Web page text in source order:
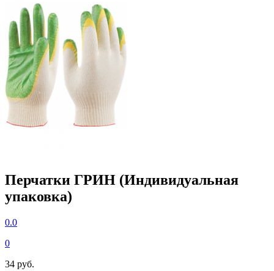
Перчатки ГРИН (Индивидуальная
упаковка)
0.0
0
34 руб.